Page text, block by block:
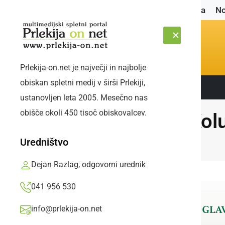
Naslovnica
SOBOTA, 8. AVGUST 2026 Sledite nam:
Prlekija-on.net je največji in najbolje
obiskan spletni medij v širši Prlekiji,
ustanovljen leta 2005. Mesečno nas
obišče okoli 450 tisoč obiskovalcev.
Uredništvo
Dejan Razlag, odgovorni urednik
041 956 530
info@prlekija-on.net